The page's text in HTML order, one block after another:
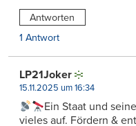
Antworten
1 Antwort
LP21Joker
15.11.2025 um 16:34
Ein Staat und
vieles auf. Fördern &